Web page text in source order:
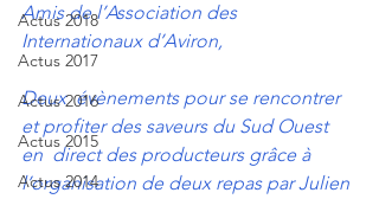
Actus 2018
Actus 2017
Actus 2016
Actus 2015
Actus 2014
Amis de l’Association des
Internationaux d’Aviron,
Deux  évènements pour se rencontrer
et profiter des saveurs du Sud Ouest
en  direct des producteurs grâce à
l’organisation de deux repas par Julien